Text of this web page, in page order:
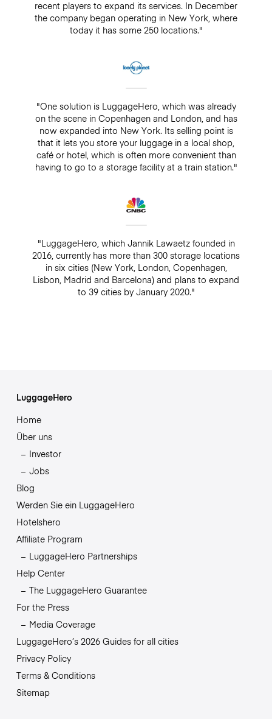
recent players to expand its services. In December
the company began operating in New York, where
today it has some 250 locations."
"One solution is LuggageHero, which was already
on the scene in Copenhagen and London, and has
now expanded into New York. Its selling point is
that it lets you store your luggage in a local shop,
café or hotel, which is often more convenient than
having to go to a storage facility at a train station."
"LuggageHero, which Jannik Lawaetz founded in
2016, currently has more than 300 storage locations
in six cities (New York, London, Copenhagen,
Lisbon, Madrid and Barcelona) and plans to expand
to 39 cities by January 2020."
LuggageHero
Home
Über uns
Investor
Jobs
Blog
Werden Sie ein LuggageHero
Hotelshero
Affiliate Program
LuggageHero Partnerships
Help Center
The LuggageHero Guarantee
For the Press
Media Coverage
LuggageHero’s 2026 Guides for all cities
Privacy Policy
Terms & Conditions
Sitemap